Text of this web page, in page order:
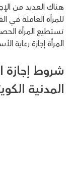
هناك العديد من
للمرأة العاملة في
تستطيع المرأة
المرأة إجازة رعاية
شروط إجازة
المدنية